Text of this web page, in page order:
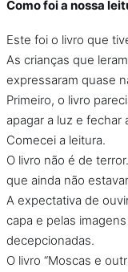
Como foi a nossa
Este foi o livro que
As crianças que
expressaram quase
Primeiro, o livro
apagar a luz e fechar
Comecei a leitura.
O livro não é de
que ainda não
A expectativa de
capa e pelas
decepcionadas.
O livro “Moscas e